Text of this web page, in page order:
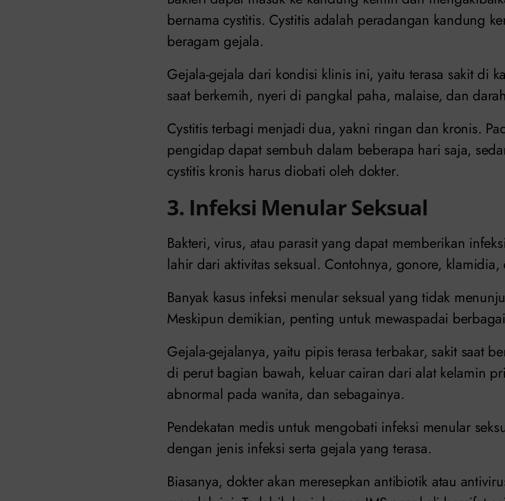
bernama cystitis. Cystitis adalah peradangan kandung
beragam gejala.
Gejala-gejala dari kondisi klinis ini, yaitu terasa sakit di
saat berkemih, nyeri di pangkal paha, malaise, dan
Cystitis terbagi menjadi dua, yakni ringan dan kronis.
pengidap dapat sembuh dalam beberapa hari saja,
cystitis kronis harus diobati oleh dokter.
3. Infeksi Menular Seksual
Bakteri, virus, atau parasit yang dapat memberikan
lahir dari aktivitas seksual. Contohnya, gonore,
Banyak kasus infeksi menular seksual yang tidak
Meskipun demikian, penting untuk mewaspadai
Gejala-gejalanya, yaitu pipis terasa terbakar, sakit saat
di perut bagian bawah, keluar cairan dari alat kelamin
abnormal pada wanita, dan sebagainya.
Pendekatan medis untuk mengobati infeksi menular
dengan jenis infeksi serta gejala yang terasa.
Biasanya, dokter akan meresepkan antibiotik atau